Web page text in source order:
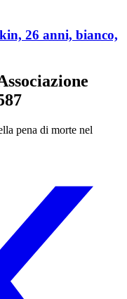
26 anni, bianco,
pena di morte nel